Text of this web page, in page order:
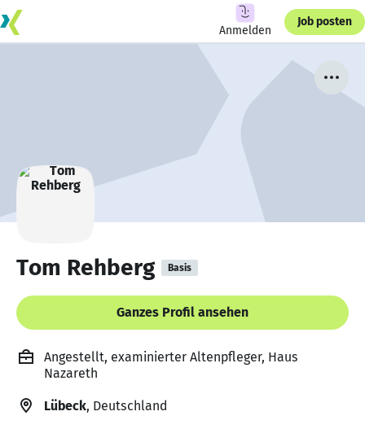
Anmelden
Job posten
Tom Rehberg Basis
Ganzes Profil ansehen
Angestellt, examinierter Altenpfleger, Haus
Nazareth
Lübeck, Deutschland